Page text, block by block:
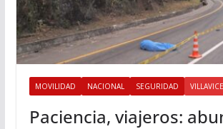
MOVILIDAD NACIONAL SEGURIDAD
Paciencia, viajeros: